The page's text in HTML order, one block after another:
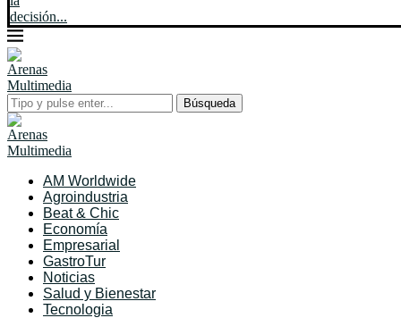
decisión...
Búsqueda
AM Worldwide
Agroindustria
Beat & Chic
Economía
Empresarial
GastroTur
Noticias
Salud y Bienestar
Tecnologia